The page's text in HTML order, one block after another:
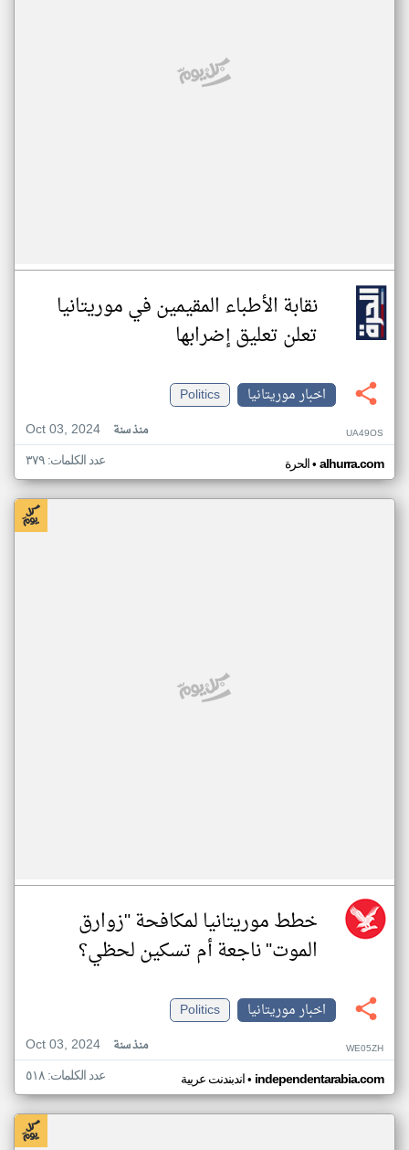
نقابة الأطباء المقيمين في موريتانيا
تعلن تعليق إضرابها
اخبار موريتانيا
Politics
Oct 03, 2024
منذ سنة UA49OS
الحرة• alhurra.com عدد الكلمات: ٣٧٩
خطط موريتانيا لمكافحة "زوارق
الموت" ناجعة أم تسكين لحظي؟
اخبار موريتانيا
Politics
Oct 03, 2024
منذ سنة WE05ZH
اندبندنت عربية• independentarabia.com عدد الكلمات: ٥١٨